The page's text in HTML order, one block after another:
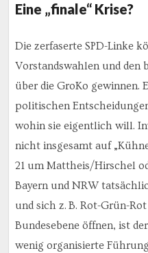
Eine „finale“ Krise?
Die zerfaserte SPD-Linke
Vorstandswahlen und den
über die GroKo gewinnen.
politischen
wohin sie eigentlich will.
nicht insgesamt auf
21 um Mattheis/Hirschel
Bayern und NRW
und sich z. B. Rot-Grün-
Bundesebene öffnen, ist
wenig organisierte